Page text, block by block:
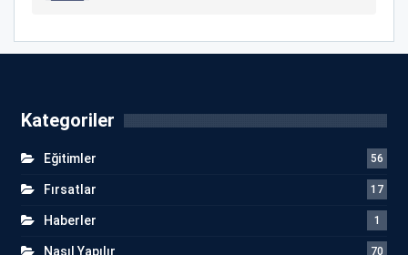
Kategoriler
Eğitimler 56
Fırsatlar 17
Haberler 1
Nasıl Yapılır 70